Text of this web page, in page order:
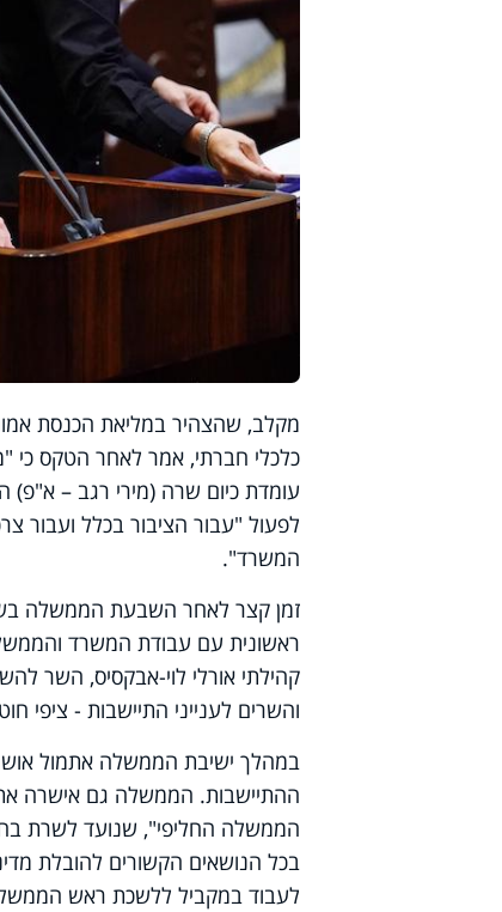
מקלב, שהצהיר במליאת הכנסת
כלכלי חברתי, אמר לאחר הטקס
עומדת כיום שרה (מירי רגב – א"פ)
לפעול "עבור הציבור בכלל ועבור
המשרד".
זמן קצר לאחר השבעת הממשלה
ראשונית עם עבודת המשרד
קהילתי אורלי לוי-אבקסיס, השר
והשרים לענייני התיישבות - ציפי
במהלך ישיבת הממשלה אתמול
ההתיישבות. הממשלה גם אישרה
בכל הנושאים הקשורים להובלת
לעבוד במקביל ללשכת ראש